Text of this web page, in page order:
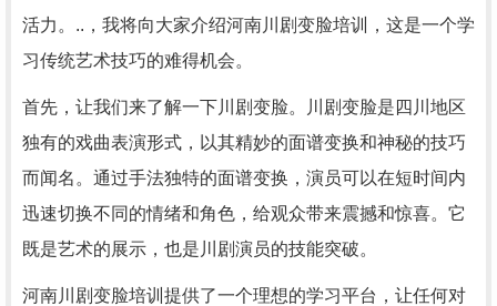
活力。..，我将向大家介绍河南川剧变脸培训，这是一个学
习传统艺术技巧的难得机会。
首先，让我们来了解一下川剧变脸。川剧变脸是四川地区
独有的戏曲表演形式，以其精妙的面谱变换和神秘的技巧
而闻名。通过手法独特的面谱变换，演员可以在短时间内
迅速切换不同的情绪和角色，给观众带来震撼和惊喜。它
既是艺术的展示，也是川剧演员的技能突破。
河南川剧变脸培训提供了一个理想的学习平台，让任何对